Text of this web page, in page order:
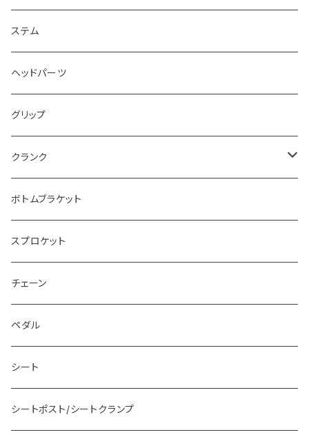
~19.75”
~20.25”
18”
20”
24”
~7”
~8”
~9”
~10”
ステム
ヘッドパーツ
グリップ
クランク
110~155mm
160mm
165mm
170mm
175mm
ボトムブラケット
スプロケット
チェーン
ペダル
シート
シートポスト/シートクランプ